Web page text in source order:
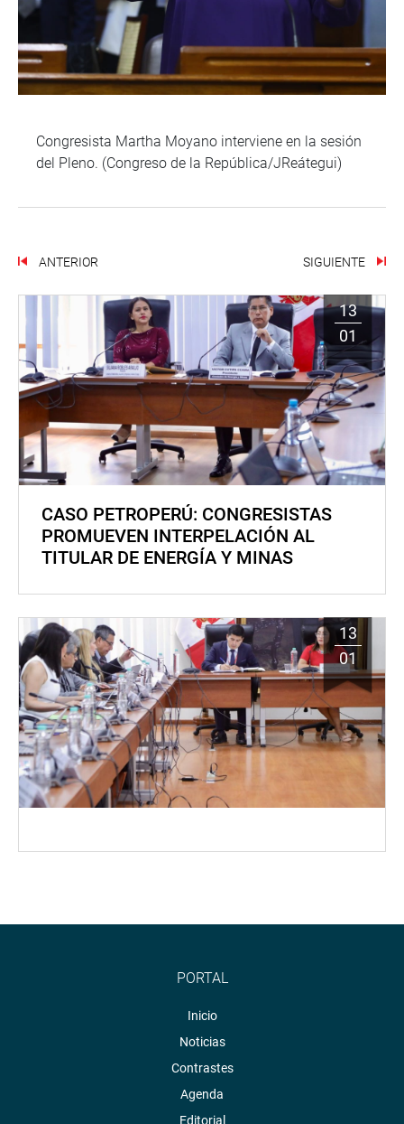
Congresista Martha Moyano interviene en la sesión
del Pleno. (Congreso de la República/JReátegui)
ANTERIOR SIGUIENTE
13
01
CASO PETROPERÚ: CONGRESISTAS
PROMUEVEN INTERPELACIÓN AL
TITULAR DE ENERGÍA Y MINAS
13
01
PORTAL
Inicio
Noticias
Contrastes
Agenda
Editorial